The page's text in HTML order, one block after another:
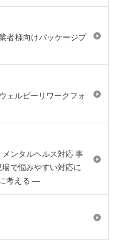
者様向けパッケージプ
ェルビーリワークフォ
ンタルヘルス対応 事
で悩みやすい対応に
考える ―